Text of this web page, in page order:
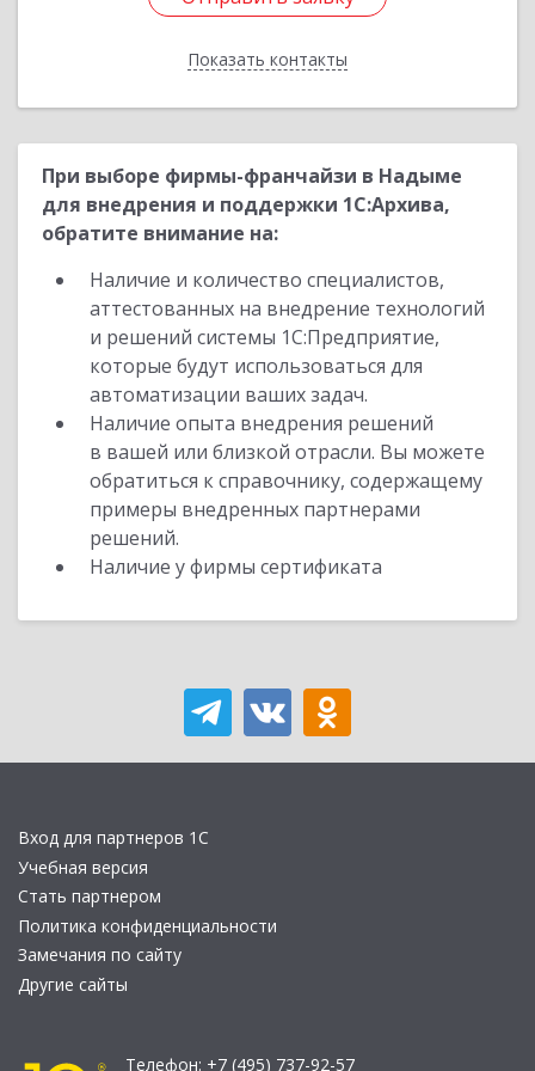
Показать контакты
Назад
При выборе фирмы-франчайзи в Надыме
для внедрения и поддержки 1С:Архива,
обратите внимание на:
Наличие и количество специалистов,
аттестованных на внедрение технологий
и решений системы 1С:Предприятие,
которые будут использоваться для
автоматизации ваших задач.
Наличие опыта внедрения решений
в вашей или близкой отрасли. Вы можете
обратиться к справочнику, содержащему
примеры внедренных партнерами
решений.
Наличие у фирмы сертификата
Вход для партнеров 1С
Учебная версия
Стать партнером
Политика конфиденциальности
Замечания по сайту
Другие сайты
Телефон: +7 (495) 737-92-57